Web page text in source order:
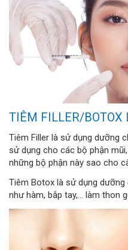
TIÊM FILLER/BOTOX
Tiêm Filler là sử dụng dưỡng
sử dụng cho các bộ phận
những bộ phận này sao cho
Tiêm Botox là sử dụng
như hàm, bắp tay,… làm thon